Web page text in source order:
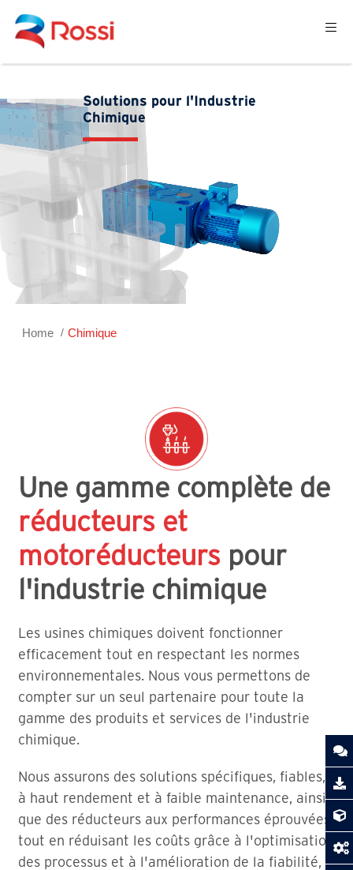
Solutions pour l'Industrie
Chimique
Home Chimique
Une gamme complète de
réducteurs et
motoréducteurs pour
l'industrie chimique
Les usines chimiques doivent fonctionner
efficacement tout en respectant les normes
environnementales. Nous vous permettons de
compter sur un seul partenaire pour toute la
gamme des produits et services de l'industrie
chimique.
Nous assurons des solutions spécifiques, fiables,
à haut rendement et à faible maintenance, ainsi
que des réducteurs aux performances éprouvées,
tout en réduisant les coûts grâce à l'optimisation
des processus et à l'amélioration de la fiabilité,